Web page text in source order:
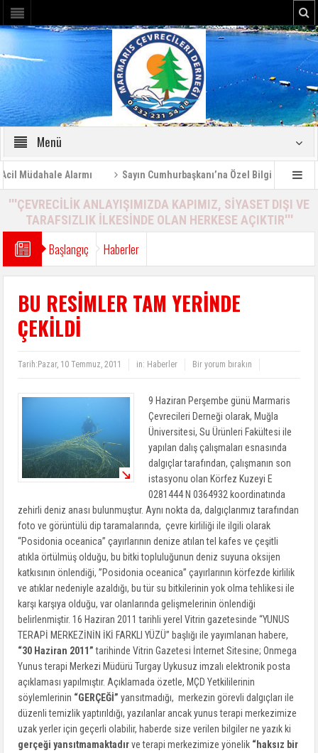
Menü
Alarmı Sayın Cumhurbaşkanı’na Özel Bilgilendirme
'''ÇEVRECİLİK ANLAYIŞIMIZDA KAPIMIZ, SİYASET DIŞI VE
TARAFSIZLIK İLKESİNDE OLAN HERKESE AÇIKTIR'''
Başlangıç Haberler
BU RESİMLER TAM YERİNDE
ÇEKİLDİ
Tarih:Pazar, 10 Temmuz, 2011 in: Haberler Bir yorum bırakın
9 Haziran Perşembe günü Marmaris
Çevrecileri Derneği olarak, Muğla
Üniversitesi, Su Ürünleri Fakültesi ile
yapılan dalış çalışmaları esnasında
dalgıçlar tarafından, çalışmanın son
istasyonu olan Körfez Kuzeyi E
0281444 N 0364932 koordinatında
zehirli deniz anası bulunmuştur. Aynı nokta da, dalgıçlarımız tarafından
foto ve görüntülü dip taramalarında, çevre kirliliği ile ilgili olarak
“Posidonia oceanica” çayırlarının denize atılan tel kafes ve çeşitli
atıkla örtülmüş olduğu, bu bitki topluluğunun deniz suyuna oksijen
katkısının önlendiği, ”Posidonia oceanica” çayırlarının körfezde kirlilik
ve atıklar nedeniyle azaldığı, bu tür su bitkilerinin yok olma tehlikesi ile
karşı karşıya olduğu, var olanlarında gelişmelerinin önlendiği
belirlenmiştir. 16 Haziran 2011 tarihli yerel Vitrin gazetesinde “YUNUS
TERAPİ MERKEZİNİN İKİ FARKLI YÜZÜ” başlığı ile yayımlanan habere,
“30 Haziran 2011”tarihinde Vitrin Gazetesi İnternet Sitesine; Onmega
Yunus terapi Merkezi Müdürü Turgay Uykusuz imzalı elektronik posta
açıklaması yapılmıştır. Açıklamada özetle, MÇD Yetkililerinin
söylemlerinin “GERÇEĞİ” yansıtmadığı, merkezin görevli dalgıçları ile
düzenli temizlik yaptırıldığı, yazılanlar ancak yunus terapi merkezimize
uzak yerler için geçerli olabilir, haberde size verilen bilgiler ne yazık ki
gerçeği yansıtmamaktadırve terapi merkezimize yönelik “haksız bir